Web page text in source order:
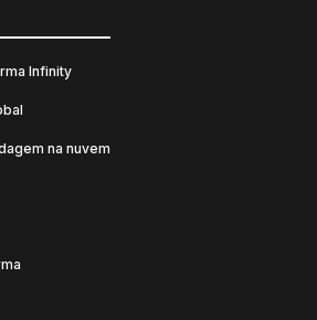
Infinity
na nuvem